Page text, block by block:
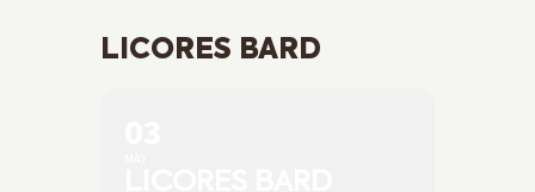
LICORES BARD